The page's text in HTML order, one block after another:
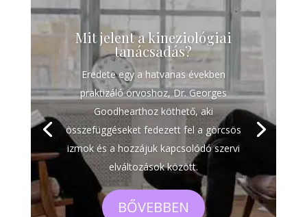
Mit jelent a kineziológiai
tanácsadás?
Eredete egy a hatvanas években
praktizáló orvoshoz, Dr. Georges
Goodhearthoz köthető, aki
összefüggéseket fedezett fel a görcsös
izmok és a hozzájuk kapcsolódó szervi
elváltozások között.
BŐVEBBEN